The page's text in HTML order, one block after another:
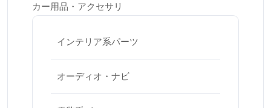
カー用品・アクセサリ
インテリア系パーツ
オーディオ・ナビ